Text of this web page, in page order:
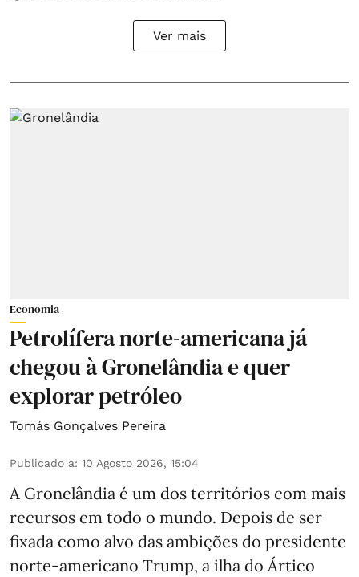
Ver mais
Economia
Petrolífera norte-americana já
chegou à Gronelândia e quer
explorar petróleo
Tomás Gonçalves Pereira
Publicado a: 10 Agosto 2026, 15:04
A Gronelândia é um dos territórios com mais
recursos em todo o mundo. Depois de ser
fixada como alvo das ambições do presidente
norte-americano Trump, a ilha do Ártico